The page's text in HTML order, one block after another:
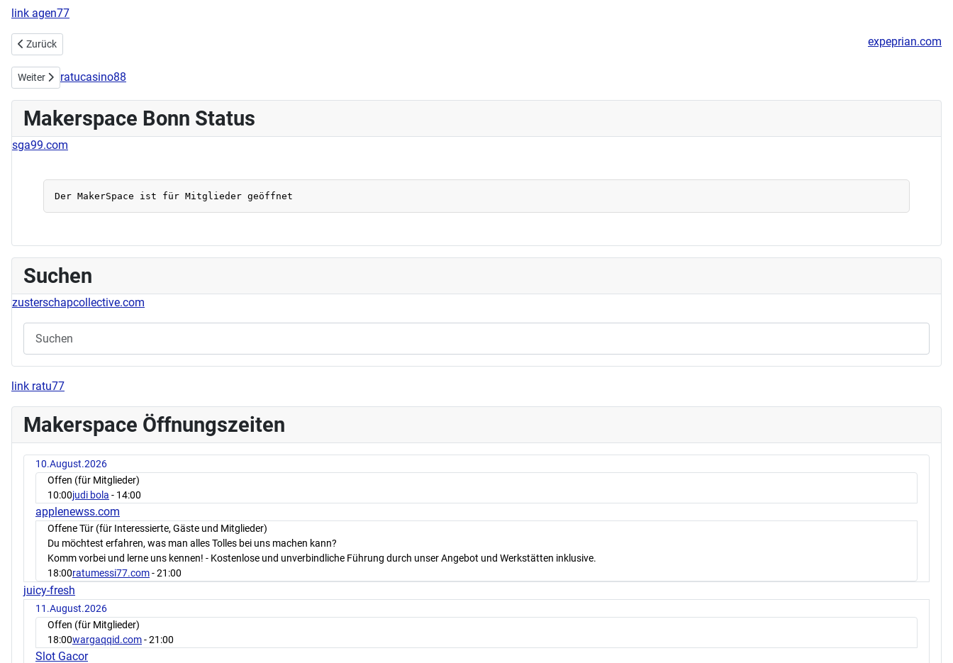
link agen77
Vorheriger Beitrag: 2. IoT Workshop erfolgreich beeendet
Zurück expeprian.com
Nächster Beitrag: Workshops: "Internet of Things" selber makern
Weiter ratucasino88
Makerspace Bonn Status
sga99.com
Suchen
zusterschapcollective.com
link ratu77
Makerspace Öffnungszeiten
10.August.2026
Offen (für Mitglieder)
10:00judi bola - 14:00
applenewss.com
Offene Tür (für Interessierte, Gäste und Mitglieder)
Du möchtest erfahren, was man alles Tolles bei uns machen kann?
Komm vorbei und lerne uns kennen! - Kostenlose und unverbindliche Führung durch unser Angebot und Werkstätten inklusive.
18:00ratumessi77.com- 21:00
juicy-fresh
11.August.2026
Offen (für Mitglieder)
18:00wargaqqid.com- 21:00
Slot Gacor